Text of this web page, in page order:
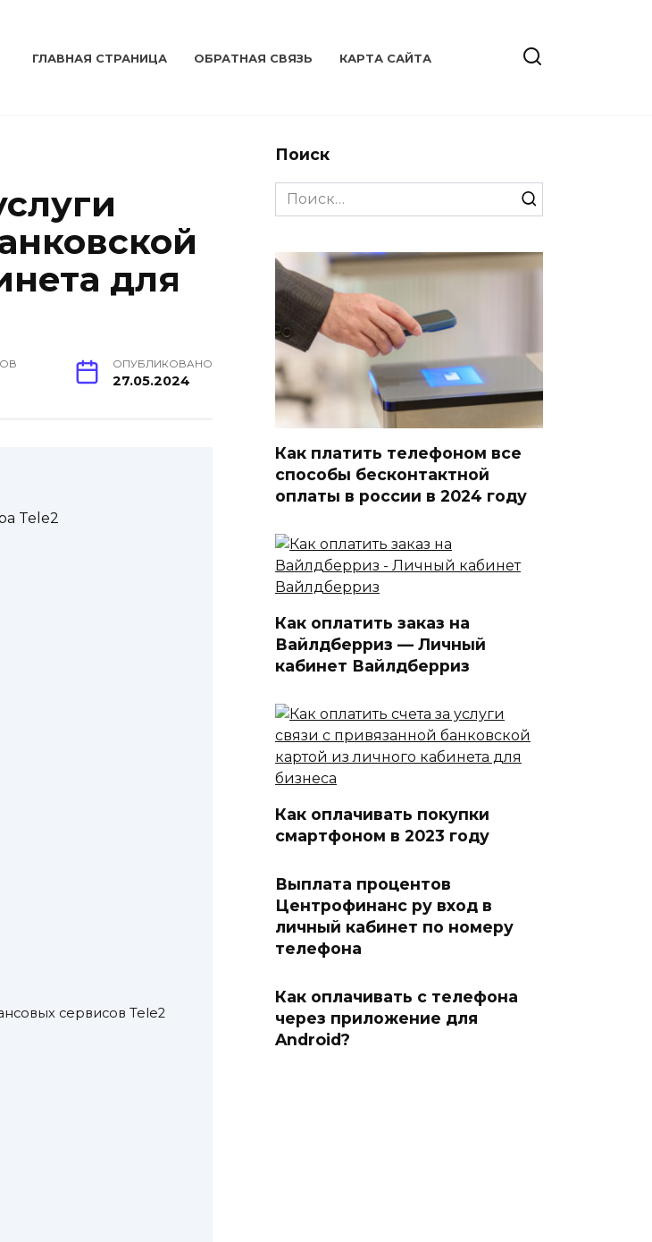
ГЛАВНАЯ СТРАНИЦА ОБРАТНАЯ СВЯЗЬ КАРТА САЙТА
для
ОПУБЛИКОВАНО
27.05.2024
Tele2
сервисов Tele2
Поиск
Search
for:
Как платить телефоном все
способы бесконтактной
оплаты в россии в 2024 году
Как оплатить заказ на
Вайлдберриз — Личный
кабинет Вайлдберриз
Как оплачивать покупки
смартфоном в 2023 году
Выплата процентов
Центрофинанс ру вход в
личный кабинет по номеру
телефона
Как оплачивать с телефона
через приложение для
Android?